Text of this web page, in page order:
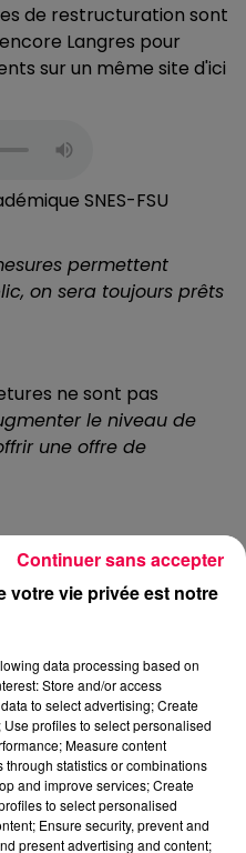
de restructuration sont
Langres pour
sur un même site d'ici
SNES-FSU
permettent
on sera toujours prêts
ne sont pas
le niveau de
une offre de
votre vie privée est notre
data processing based on
Store and/or access
to select advertising; Create
profiles to select personalised
Measure content
statistics or combinations
and improve services; Create
to select personalised
Ensure security, prevent and
present advertising and content;
Continuer sans accepter